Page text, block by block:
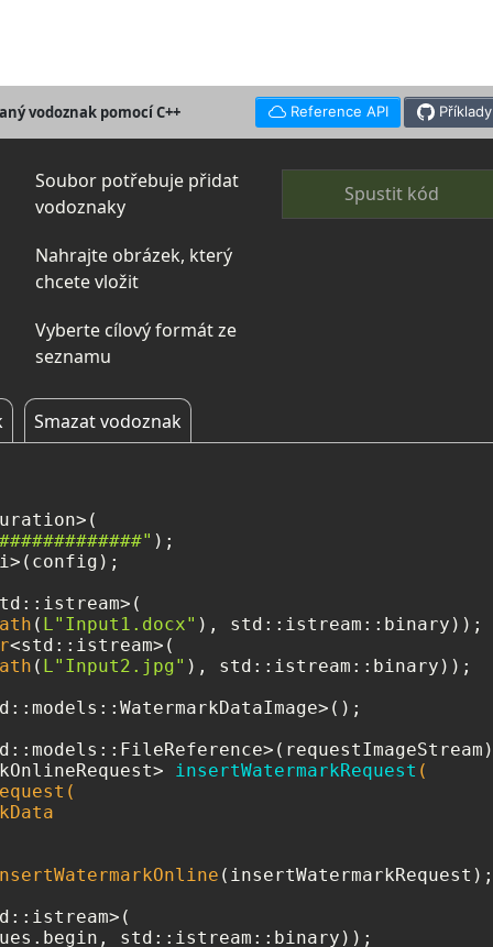
vodoznak pomocí C++ Reference API Příklady
Soubor potřebuje přidat
vodoznaky
Spustit kód
Nahrajte obrázek, který
chcete vložit
Vyberte cílový formát ze
seznamu
Smazat vodoznak
( L"Input1.docx"
<std::istream>(
( L"Input2.jpg"
insertWatermarkRequest (
(insertWatermarkRequest);